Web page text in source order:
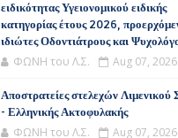
ειδικότητας Υγειονομικού ειδικής
κατηγορίας έτους 2026,
ιδιώτες Οδοντιάτρους και
ΦΩΝΗ του Λ.Σ. Aug 07, 2026
Αποστρατείες στελεχών
- Ελληνικής Ακτοφυλακής
ΦΩΝΗ του Λ.Σ. Aug 07, 2026